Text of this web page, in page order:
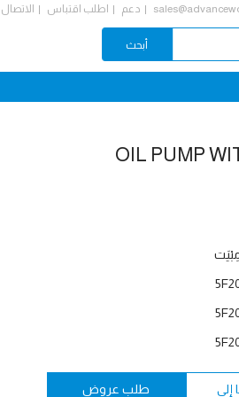
دعم اطلب اقتباس الاتصال
OIL PUMP
إلى
طلب عروض